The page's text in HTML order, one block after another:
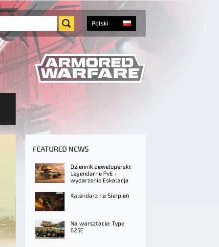
Polski
FEATURED NEWS
Dziennik deweloperski:
Legendarne PvE i
wydarzenie Eskalacja
Kalendarz na Sierpień
Na warsztacie: Type
625E